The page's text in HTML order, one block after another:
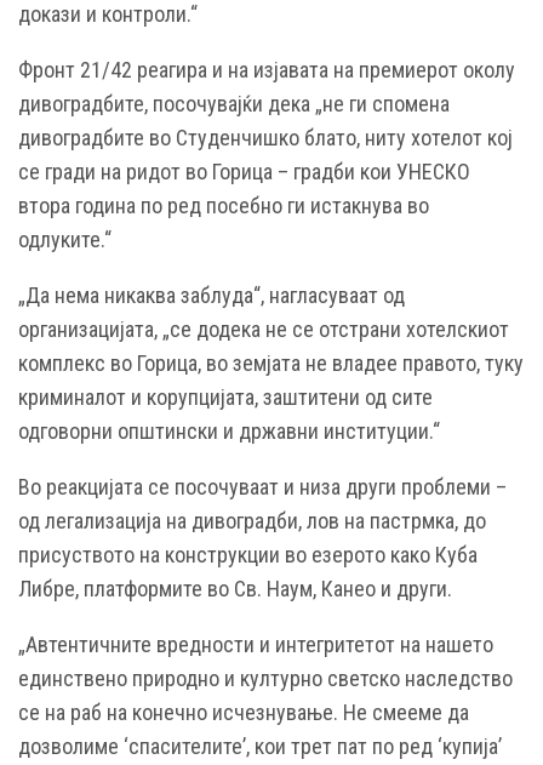
докази и контроли.“
Фронт 21/42 реагира и на изјавата на премиерот околу
дивоградбите, посочувајќи дека „не ги спомена
дивоградбите во Студенчишко блато, ниту хотелот кој
се гради на ридот во Горица – градби кои УНЕСКО
втора година по ред посебно ги истакнува во
одлуките.“
„Да нема никаква заблуда“, нагласуваат од
организацијата, „се додека не се отстрани хотелскиот
комплекс во Горица, во земјата не владее правото, туку
криминалот и корупцијата, заштитени од сите
одговорни општински и државни институции.“
Во реакцијата се посочуваат и низа други проблеми –
од легализација на дивоградби, лов на пастрмка, до
присуството на конструкции во езерото како Куба
Либре, платформите во Св. Наум, Канео и други.
„Автентичните вредности и интегритетот на нашето
единствено природно и културно светско наследство
се на раб на конечно исчезнување. Не смееме да
дозволиме ‘спасителите’, кои трет пат по ред ‘купија’